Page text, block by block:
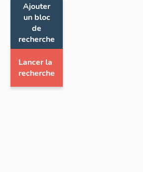
Ajouter
un bloc
de
recherche
Lancer la
recherche